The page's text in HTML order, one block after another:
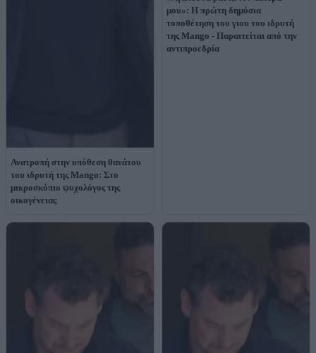
Ανατροπή στην υπόθεση θανάτου
του ιδρυτή της Mango: Στο
μικροσκόπιο ψυχολόγος της
οικογένειας
μου»: Η πρώτη δημόσια
τοποθέτηση του γιου του ιδρυτή
της Mango - Παραιτείται από την
αντιπροεδρία